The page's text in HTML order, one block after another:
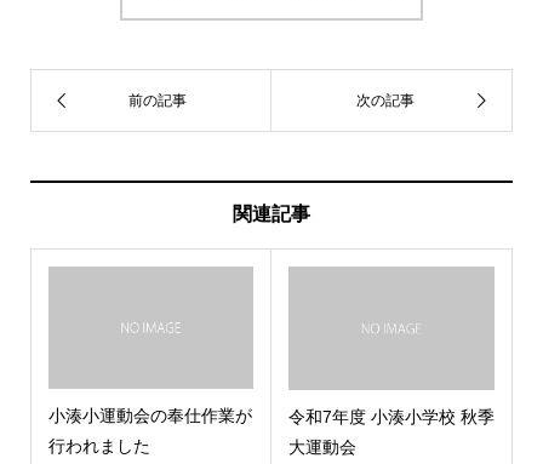
関連記事
小湊小運動会の奉仕作業が
行われました
令和7年度 小湊小学校 秋季
大運動会